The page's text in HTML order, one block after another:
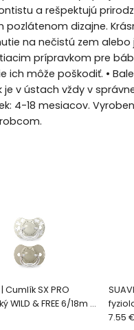
a rešpektujú
dizajne.
na nečistú zem alebo
prípravkom pre
môže poškodiť. •
v ústach vždy v
4-18 mesiacov.
| Cumlík SX PRO
WILD & FREE 6/18m 2
ks -
7.55